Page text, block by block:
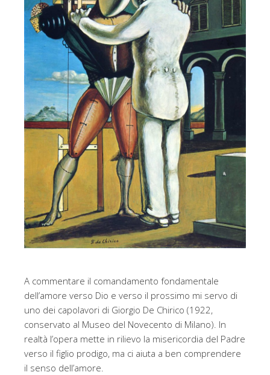
A commentare il comandamento fondamentale
dell’amore verso Dio e verso il prossimo mi servo di
uno dei capolavori di Giorgio De Chirico (1922,
conservato al Museo del Novecento di Milano). In
realtà l’opera mette in rilievo la misericordia del Padre
verso il figlio prodigo, ma ci aiuta a ben comprendere
il senso dell’amore.